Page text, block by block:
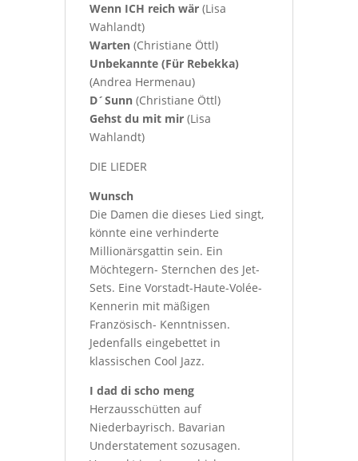
Wenn ICH reich wär (Lisa
Wahlandt)
Warten (Christiane Öttl)
Unbekannte (Für Rebekka)
(Andrea Hermenau)
D´Sunn (Christiane Öttl)
Gehst du mit mir (Lisa
Wahlandt)
DIE LIEDER
Wunsch
Die Damen die dieses Lied singt,
könnte eine verhinderte
Millionärsgattin sein. Ein
Möchtegern- Sternchen des Jet-
Sets. Eine Vorstadt-Haute-Volée-
Kennerin mit mäßigen
Französisch- Kenntnissen.
Jedenfalls eingebettet in
klassischen Cool Jazz.
I dad di scho meng
Herzausschütten auf
Niederbayrisch. Bavarian
Understatement sozusagen.